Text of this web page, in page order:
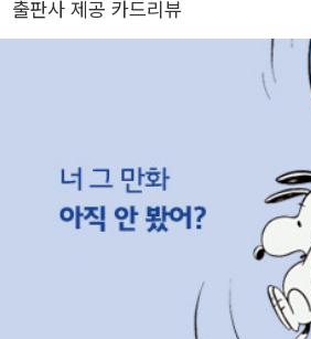
출판사 제공 카드리뷰